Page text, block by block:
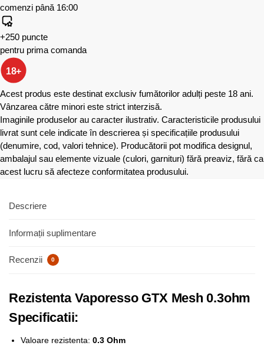
comenzi până 16:00
+250 puncte
pentru prima comanda
18+
Acest produs este destinat exclusiv fumătorilor adulți peste 18 ani.
Vânzarea către minori este strict interzisă.
Imaginile produselor au caracter ilustrativ. Caracteristicile produsului
livrat sunt cele indicate în descrierea și specificațiile produsului
(denumire, cod, valori tehnice). Producătorii pot modifica designul,
ambalajul sau elemente vizuale (culori, garnituri) fără preaviz, fără ca
acest lucru să afecteze conformitatea produsului.
Descriere
Informații suplimentare
Recenzii 0
Rezistenta Vaporesso GTX Mesh 0.3ohm
Specificatii:
Valoare rezistenta: 0.3 Ohm